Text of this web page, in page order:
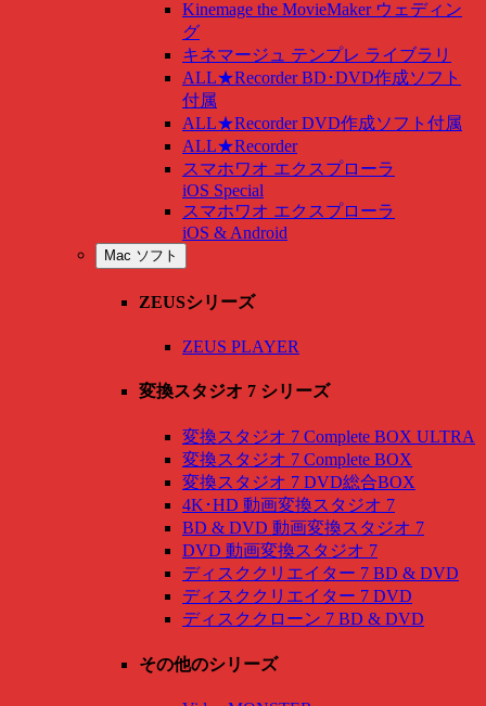
Kinemage the MovieMaker ウェディン
グ
キネマージュ テンプレ ライブラリ
ALL★Recorder BD･DVD作成ソフト
付属
ALL★Recorder DVD作成ソフト付属
ALL★Recorder
スマホワオ エクスプローラ
iOS Special
スマホワオ エクスプローラ
iOS & Android
Mac ソフト
ZEUSシリーズ
ZEUS PLAYER
変換スタジオ 7 シリーズ
変換スタジオ 7 Complete BOX ULTRA
変換スタジオ 7 Complete BOX
変換スタジオ 7 DVD総合BOX
4K･HD 動画変換スタジオ 7
BD & DVD 動画変換スタジオ 7
DVD 動画変換スタジオ 7
ディスククリエイター 7 BD & DVD
ディスククリエイター 7 DVD
ディスククローン 7 BD & DVD
その他のシリーズ